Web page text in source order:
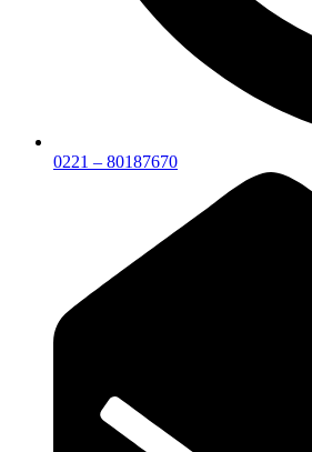
0221 – 80187670